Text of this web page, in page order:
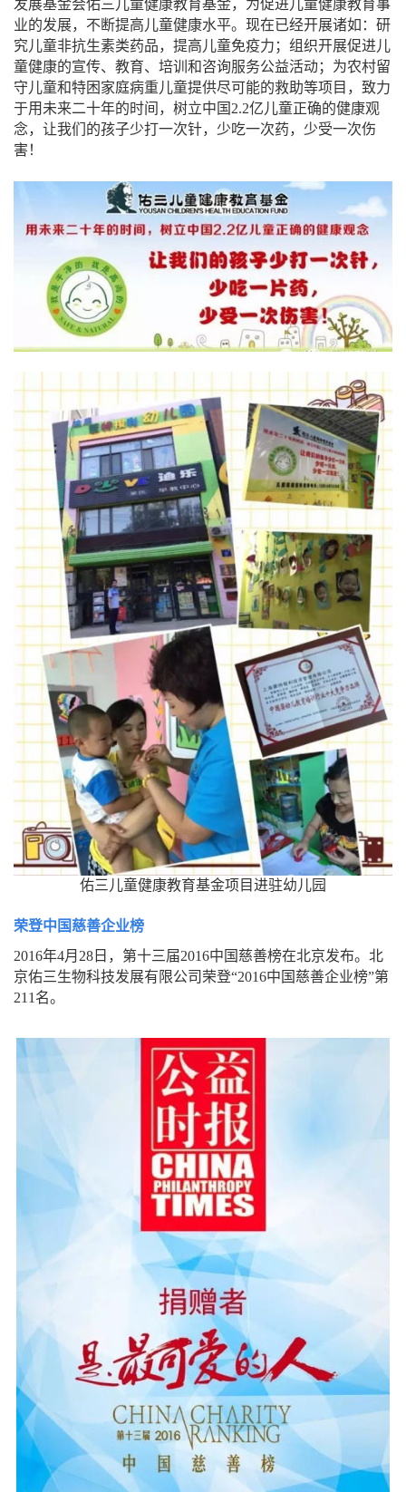
发展基金会佑三儿童健康教育基金，为促进儿童健康教育事
业的发展，不断提高儿童健康水平。现在已经开展诸如：研
究儿童非抗生素类药品，提高儿童免疫力；组织开展促进儿
童健康的宣传、教育、培训和咨询服务公益活动；为农村留
守儿童和特困家庭病重儿童提供尽可能的救助等项目，致力
于用未来二十年的时间，树立中国2.2亿儿童正确的健康观
念，让我们的孩子少打一次针，少吃一次药，少受一次伤
害！
佑三儿童健康教育基金项目进驻幼儿园
荣登中国慈善企业榜
2016年4月28日，第十三届2016中国慈善榜在北京发布。北
京佑三生物科技发展有限公司荣登“2016中国慈善企业榜”第
211名。